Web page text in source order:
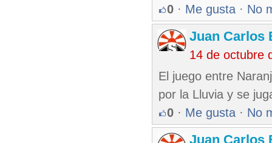
0 · Me gusta · No
Juan Carlos
14 de octubre
El juego entre
por la Lluvia y se
0 · Me gusta · No
Juan Carlos